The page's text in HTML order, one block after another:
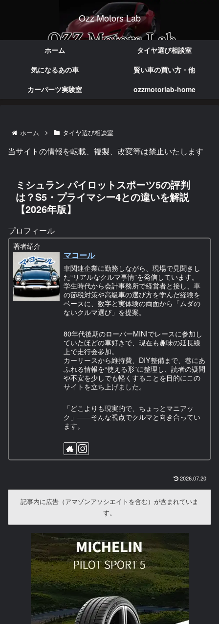
実体験で語る本音のカー情報
Ozz Motors Lab
ホーム
タイヤ選び相談室
気になるあの車
賢い車の買い方・他
カーパーツ実験室
ozzmotorlab-home
ホーム タイヤ選び相談室
当サイトの情報を転載、複製、改変等は禁止いたします
ミシュラン パイロットスポーツ5の評判
は？S5・プライマシー4との違いを解説
【2026年版】
プロフィール
著者紹介
マコール
車関連企業に勤務しながら、現場で見聞きし
た“リアルなクルマ事情”を発信しています。
学生時代から会計事務所で経営者と接し、車
の節税対策や高級車の選び方を学んだ経験を
ベースに、数字と実体験の両面から「ムダの
ないクルマ選び」を提案。
80年代後期のローバーMINIでレースに参加し
ていたほどの車好きで、現在も趣味の延長線
上で走行会参加。
カーリースから維持費、DIY整備まで、巷にあ
ふれる情報を“使える形”に整理し、読者の疑問
や不安を少しでも軽くすることを目的にこの
サイトを立ち上げました。
「どこよりも現実的で、ちょっとマニアッ
ク」——そんな視点でクルマと向き合ってい
ます。
2026.07.20
記事内に広告（アマゾンアソシエイトを含む）が含まれていま
す。